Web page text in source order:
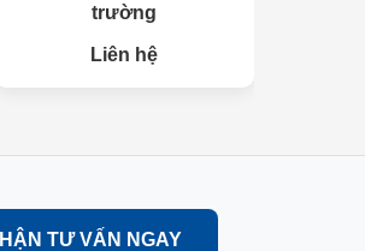
trường
Liên hệ
TƯ VẤN NGAY